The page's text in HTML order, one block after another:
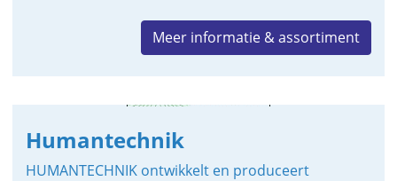
Meer informatie & assortiment
Humantechnik
HUMANTECHNIK ontwikkelt en produceert